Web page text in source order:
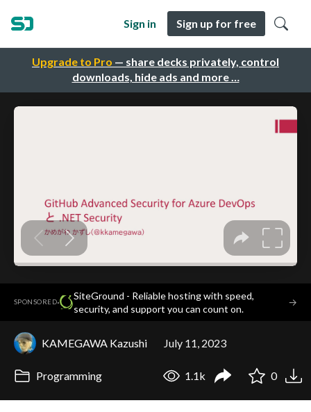
Upgrade to Pro — share decks privately, control
downloads, hide ads and more …
Sign in Sign up for free
SPONSORED·
SiteGround - Reliable hosting with speed,
security, and support you can count on.
→
KAMEGAWA Kazushi July 11, 2023
Programming 1.1k 0